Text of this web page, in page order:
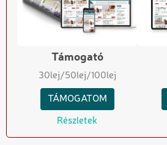
Támogató
30lej/50lej/100lej
TÁMOGATOM
Részletek